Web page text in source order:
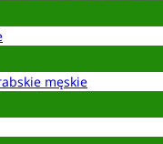
męskie